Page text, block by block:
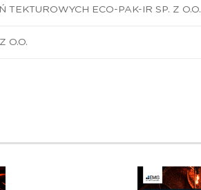
TEKTUROWYCH ECO-PAK-IR SP. Z O.O.
O.O.